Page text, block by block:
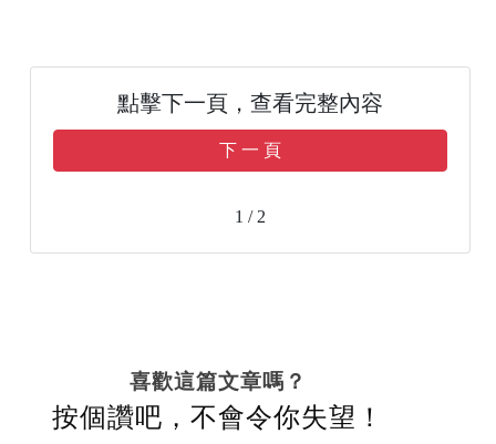
點擊下一頁，查看完整內容
下 一 頁
1 / 2
喜歡這篇文章嗎？
按個讚吧，不會令你失望！